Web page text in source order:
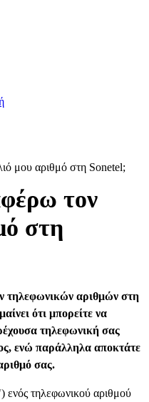
μου αριθμό στη Sonetel;
τον
στη
τηλεφωνικών αριθμών στη
ότι μπορείτε να
τηλεφωνική σας
ενώ παράλληλα αποκτάτε
σας.
τηλεφωνικού αριθμού